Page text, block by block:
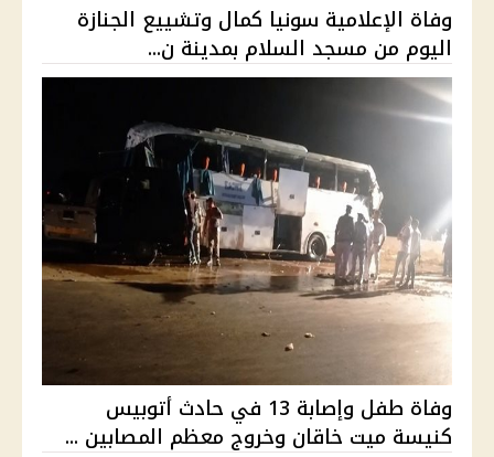
وفاة الإعلامية سونيا كمال وتشييع الجنازة
اليوم من مسجد السلام بمدينة ن...
وفاة طفل وإصابة 13 في حادث أتوبيس
كنيسة ميت خاقان وخروج معظم المصابين ...